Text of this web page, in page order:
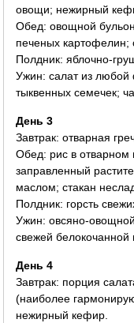
овощи; нежирный
Обед: овощной
печеных картофелин;
Полдник: яблочно-
Ужин: салат из любой
тыквенных семечек;
День 3
Завтрак: отварная
Обед: рис в отварном
заправленный
маслом; стакан
Полдник: горсть
Ужин: овсяно-
свежей белокочанной
День 4
Завтрак: порция
(наиболее
нежирный кефир.